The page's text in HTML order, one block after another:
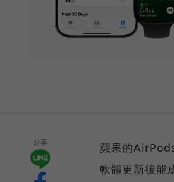
分享
蘋果的
軟體更新後能